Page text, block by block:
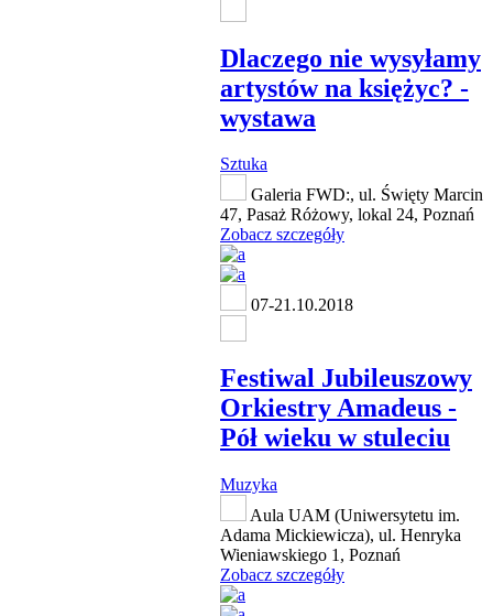
Dlaczego nie wysyłamy
artystów na księżyc? -
wystawa
Sztuka
Galeria FWD:, ul. Święty Marcin
47, Pasaż Różowy, lokal 24, Poznań
Zobacz szczegóły
07-21.10.2018
Festiwal Jubileuszowy
Orkiestry Amadeus -
Pół wieku w stuleciu
Muzyka
Aula UAM (Uniwersytetu im.
Adama Mickiewicza), ul. Henryka
Wieniawskiego 1, Poznań
Zobacz szczegóły